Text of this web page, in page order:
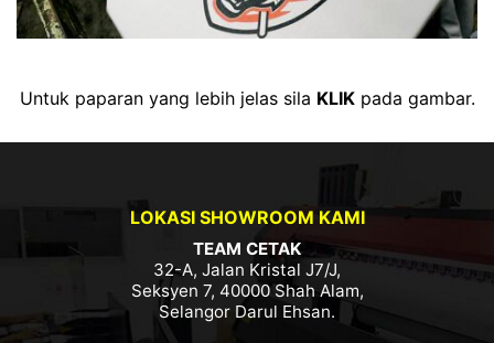
Untuk paparan yang lebih jelas sila KLIKpada gambar.
LOKASI SHOWROOM KAMI
TEAM CETAK
32-A, Jalan Kristal J7/J,
Seksyen 7, 40000 Shah Alam,
Selangor Darul Ehsan.